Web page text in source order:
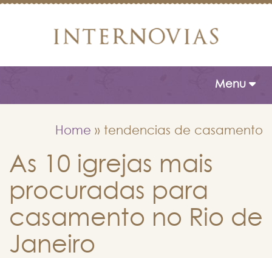
Toggle
Menu
Home » tendencias de casamento
As 10 igrejas mais
procuradas para
casamento no Rio de
Janeiro